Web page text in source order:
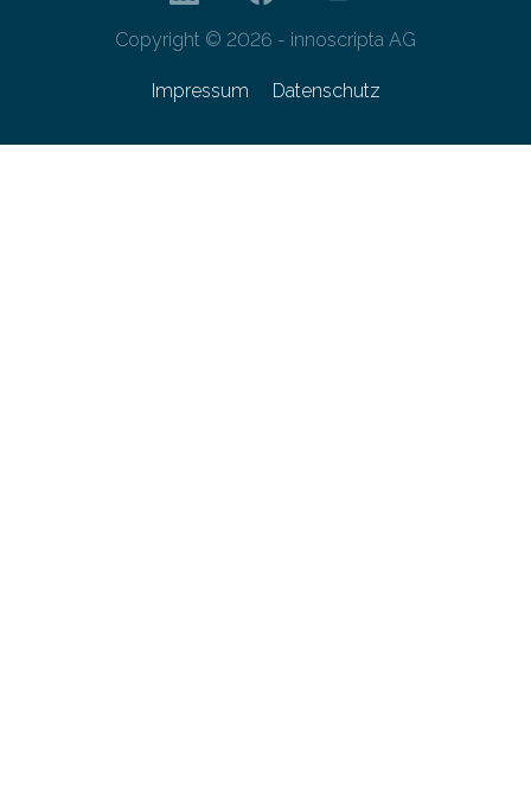
Copyright © 2026 - innoscripta AG
Impressum Datenschutz